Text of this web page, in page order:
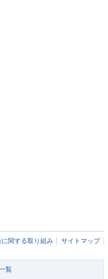
関する取り組み
サイトマップ
覧